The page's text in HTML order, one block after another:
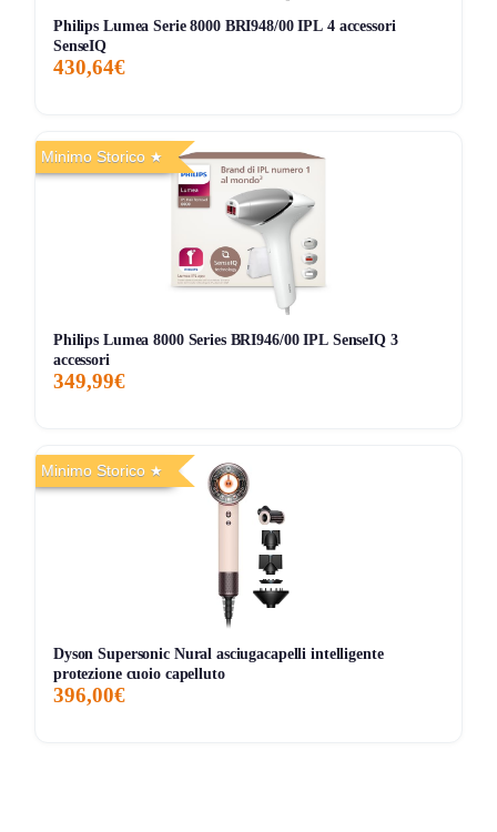
Philips Lumea Serie 8000 BRI948/00 IPL 4 accessori
SenseIQ
430,64€
Minimo Storico
Philips Lumea 8000 Series BRI946/00 IPL SenseIQ 3
accessori
349,99€
Minimo Storico
Dyson Supersonic Nural asciugacapelli intelligente
protezione cuoio capelluto
396,00€